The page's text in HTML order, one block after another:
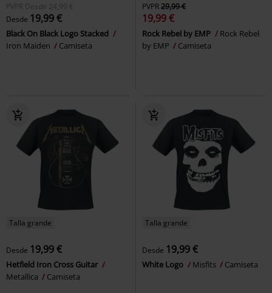
PVPR
Desde 24,99 €
Desde 19,99 €
Black On Black Logo Stacked
Iron Maiden
Camiseta
PVPR29,99 €
19,99 €
Rock Rebel by EMP
Rock Rebel
by EMP
Camiseta
Talla grande
Desde 19,99 €
Hetfield Iron Cross Guitar
Metallica
Camiseta
Talla grande
Desde 19,99 €
White Logo Misfits Camiseta